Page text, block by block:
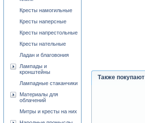
Также покупают
Кресты намогильные
Кресты наперсные
Кресты напрестольные
Кресты нательные
Ладан и благовония
Лампады и
кронштейны
Лампадные стаканчики
Материалы для
облачений
Митры и кресты на них